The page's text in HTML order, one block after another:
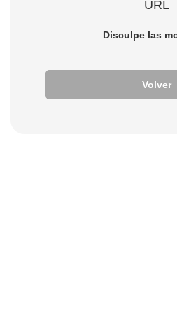
URL
Disculpe las
Volver